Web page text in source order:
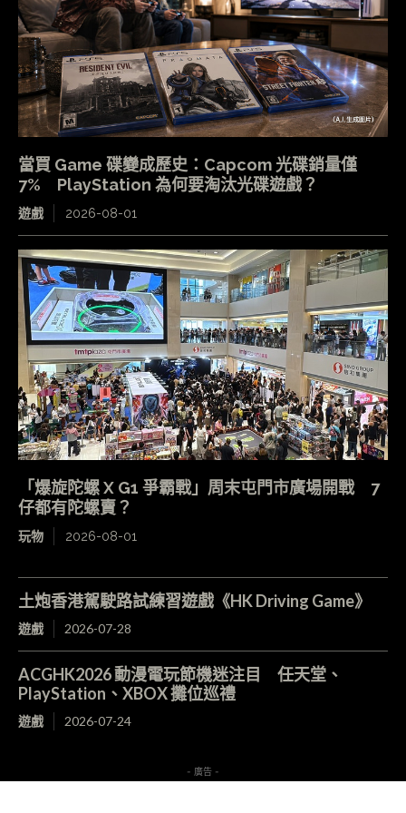
當買 Game 碟變成歷史：Capcom 光碟銷量僅
7% PlayStation 為何要淘汰光碟遊戲？
遊戲 2026-08-01
「爆旋陀螺 X G1 爭霸戰」周末屯門市廣場開戰 7
仔都有陀螺賣？
玩物 2026-08-01
土炮香港駕駛路試練習遊戲《HK Driving Game》
遊戲 2026-07-28
ACGHK2026 動漫電玩節機迷注目 任天堂、
PlayStation、XBOX 攤位巡禮
遊戲 2026-07-24
- 廣告 -